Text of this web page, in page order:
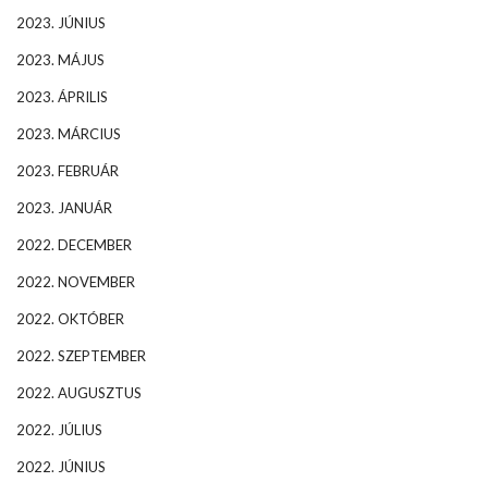
2023. JÚNIUS
2023. MÁJUS
2023. ÁPRILIS
2023. MÁRCIUS
2023. FEBRUÁR
2023. JANUÁR
2022. DECEMBER
2022. NOVEMBER
2022. OKTÓBER
2022. SZEPTEMBER
2022. AUGUSZTUS
2022. JÚLIUS
2022. JÚNIUS